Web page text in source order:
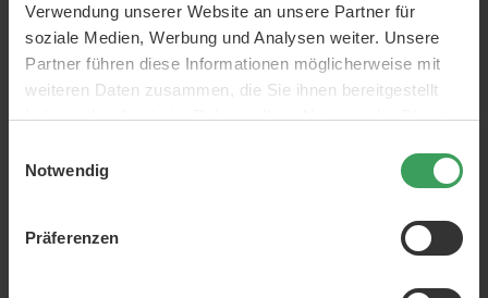
Verwendung unserer Website an unsere Partner für
soziale Medien, Werbung und Analysen weiter. Unsere
Partner führen diese Informationen möglicherweise mit
weiteren Daten zusammen, die Sie ihnen bereitgestellt
haben oder die sie im Rahmen Ihrer Nutzung der Dienste
Notwendig
Präferenzen
One Direction